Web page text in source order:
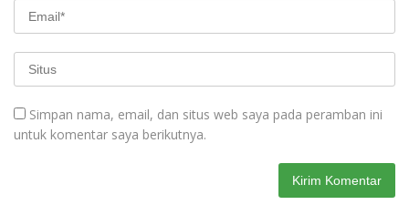
Simpan nama, email, dan situs web saya pada peramban ini
untuk komentar saya berikutnya.